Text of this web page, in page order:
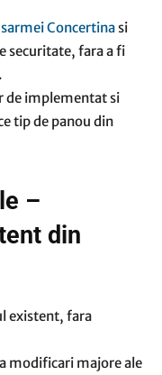
sarmei Concertinasi
securitate, fara a fi
de implementat si
tip de panou din
–
din
existent, fara
modificari majore ale